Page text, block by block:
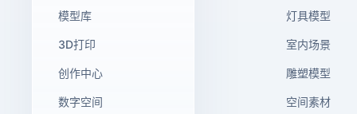
模型库
3D打印
创作中心
数字空间
灯具模型
室内场景
雕塑模型
空间素材